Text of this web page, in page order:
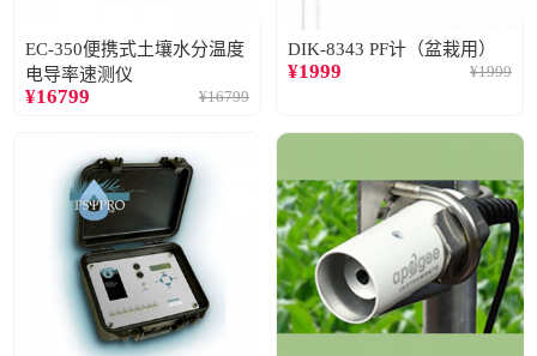
EC-350便携式土壤水分温度
电导率速测仪
¥16799 ¥16799
DIK-8343 PF计（盆栽用）
¥1999 ¥1999